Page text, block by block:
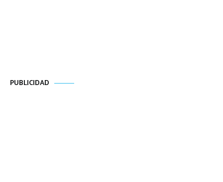
PUBLICIDAD